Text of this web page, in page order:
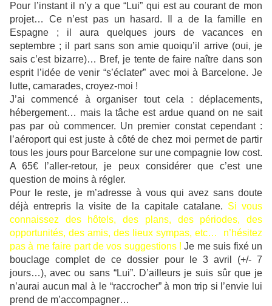
Pour l’instant il n’y a que “Lui” qui est au courant de mon
projet… Ce n’est pas un hasard. Il a de la famille en
Espagne ; il aura quelques jours de vacances en
septembre ; il part sans son amie quoiqu’il arrive (oui, je
sais c’est bizarre)… Bref, je tente de faire naître dans son
esprit l’idée de venir “s’éclater” avec moi à Barcelone. Je
lutte, camarades, croyez-moi !
J’ai commencé à organiser tout cela : déplacements,
hébergement… mais la tâche est ardue quand on ne sait
pas par où commencer. Un premier constat cependant :
l’aéroport qui est juste à côté de chez moi permet de partir
tous les jours pour Barcelone sur une compagnie low cost.
A 65€ l’aller-retour, je peux considérer que c’est une
question de moins à régler.
Pour le reste, je m’adresse à vous qui avez sans doute
déjà entrepris la visite de la capitale catalane. Si vous
connaissez des hôtels, des plans, des périodes, des
opportunités, des amis, des lieux sympas, etc… n’hésitez
pas à me faire part de vos suggestions ! Je me suis fixé un
bouclage complet de ce dossier pour le 3 avril (+/- 7
jours…), avec ou sans “Lui”. D’ailleurs je suis sûr que je
n’aurai aucun mal à le “raccrocher” à mon trip si l’envie lui
prend de m’accompagner…